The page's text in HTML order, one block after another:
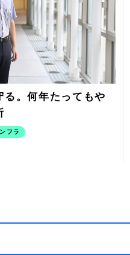
る。何年たってもや
フラ